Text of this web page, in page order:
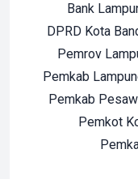
Bank
DPRD Kota
Pemrov
Pemkab
Pemkab
Pemkot